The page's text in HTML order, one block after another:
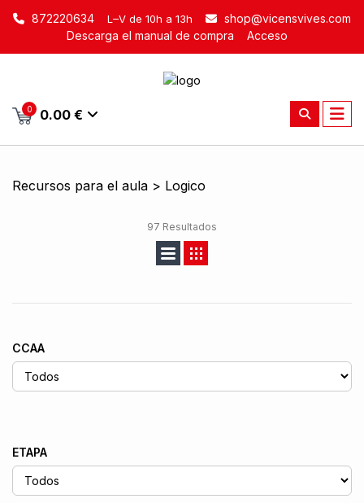
872220634 L–V de 10h a 13h
shop@vicensvives.com
Descarga el manual de compra
Acceso
0 0.00 €
Recursos para el aula > Logico
97 Resultados
CCAA
ETAPA